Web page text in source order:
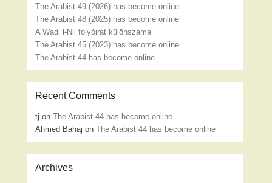
The Arabist 49 (2026) has become online
The Arabist 48 (2025) has become online
A Wadi l-Nil folyóirat különszáma
The Arabist 45 (2023) has become online
The Arabist 44 has become online
Recent Comments
tj onThe Arabist 44 has become online
Ahmed Bahaj onThe Arabist 44 has become online
Archives